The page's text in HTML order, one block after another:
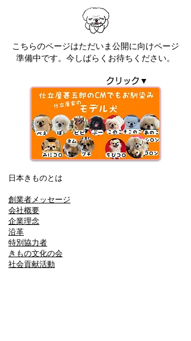
こちらのページは​ただいま公開に向けページ
準備中です。今しばらくお待ちください。
クリック▼
日本きものとは
創業者メッセージ
会社概要
企業理念
沿革
特別協力者
きもの文化の会
社会貢献活動